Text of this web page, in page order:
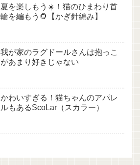
夏を楽しもう☀️！猫のひまわり首
輪を編もう🌻【かぎ針編み】
我が家のラグドールさんは抱っこ
があまり好きじゃない
かわいすぎる！猫ちゃんのアパレ
ルもあるScoLar（スカラー）